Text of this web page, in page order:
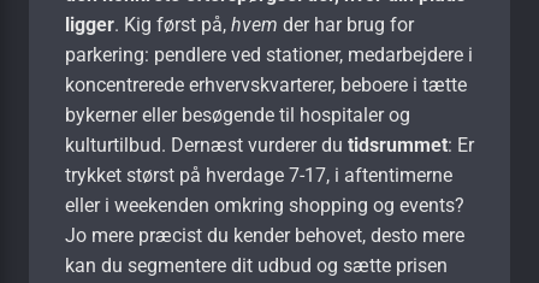
ligger. Kig først på, hvem der har brug for
parkering: pendlere ved stationer, medarbejdere i
koncentrerede erhvervskvarterer, beboere i tætte
bykerner eller besøgende til hospitaler og
kulturtilbud. Dernæst vurderer du tidsrummet: Er
trykket størst på hverdage 7-17, i aftentimerne
eller i weekenden omkring shopping og events?
Jo mere præcist du kender behovet, desto mere
kan du segmentere dit udbud og sætte prisen